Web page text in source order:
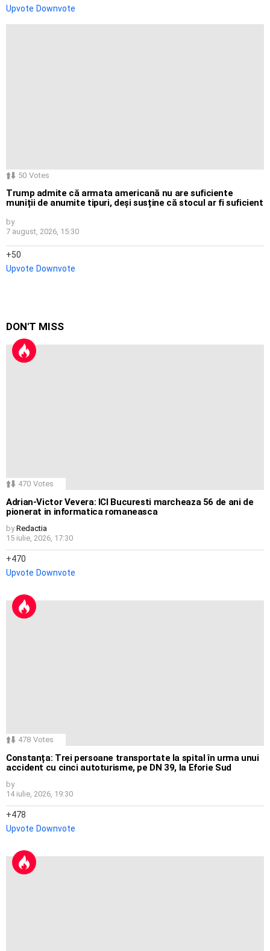
Upvote Downvote
50 Votes
Trump admite că armata americană nu are suficiente
muniții de anumite tipuri, deși susține că stocul ar fi suficient
by
7 august, 2026, 15:30
50
Upvote Downvote
DON'T MISS
470 Votes
Adrian-Victor Vevera: ICI Bucuresti marcheaza 56 de ani de
pionerat in informatica romaneasca
by Redactia
15 iulie, 2026, 17:30
470
Upvote Downvote
478 Votes
Constanța: Trei persoane transportate la spital în urma unui
accident cu cinci autoturisme, pe DN 39, la Eforie Sud
by
14 iulie, 2026, 19:30
478
Upvote Downvote